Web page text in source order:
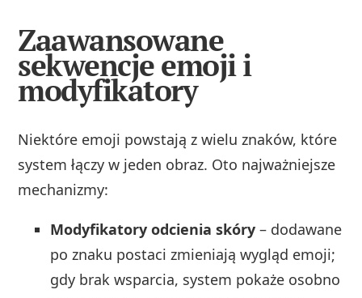
Zaawansowane
sekwencje emoji i
modyfikatory
Niektóre emoji powstają z wielu znaków, które
system łączy w jeden obraz. Oto najważniejsze
mechanizmy:
Modyfikatory odcienia skóry – dodawane
po znaku postaci zmieniają wygląd emoji;
gdy brak wsparcia, system pokaże osobno